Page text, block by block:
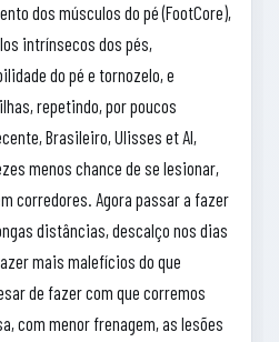
dos músculos do pé (FootCore),
intrínsecos dos pés,
do pé e tornozelo, e
repetindo, por poucos
Brasileiro, Ulisses et Al,
menos chance de se lesionar,
corredores. Agora passar a fazer
distâncias, descalço nos dias
mais malefícios do que
de fazer com que corremos
com menor frenagem, as lesões